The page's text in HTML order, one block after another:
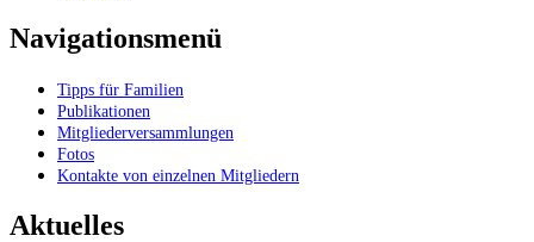
Navigationsmenü
Tipps für Familien
Publikationen
Mitgliederversammlungen
Fotos
Kontakte von einzelnen Mitgliedern
Aktuelles